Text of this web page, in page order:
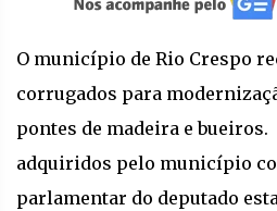
O município de Rio Crespo
corrugados para
pontes de madeira e
adquiridos pelo município
parlamentar do deputado